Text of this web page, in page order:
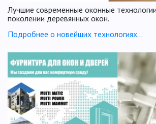
Лучшие современные оконные
поколении деревянных окон.
Подробнее о новейших технологиях...